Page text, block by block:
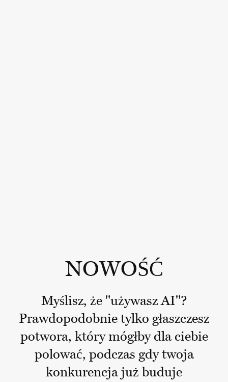
NOWOŚĆ
Myślisz, że "używasz AI"?
Prawdopodobnie tylko głaszczesz
potwora, który mógłby dla ciebie
polować, podczas gdy twoja
konkurencja już buduje